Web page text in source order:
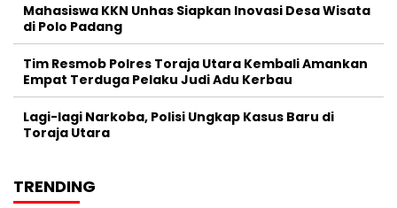
Mahasiswa KKN Unhas Siapkan Inovasi Desa Wisata
di Polo Padang
Tim Resmob Polres Toraja Utara Kembali Amankan
Empat Terduga Pelaku Judi Adu Kerbau
Lagi-lagi Narkoba, Polisi Ungkap Kasus Baru di
Toraja Utara
TRENDING